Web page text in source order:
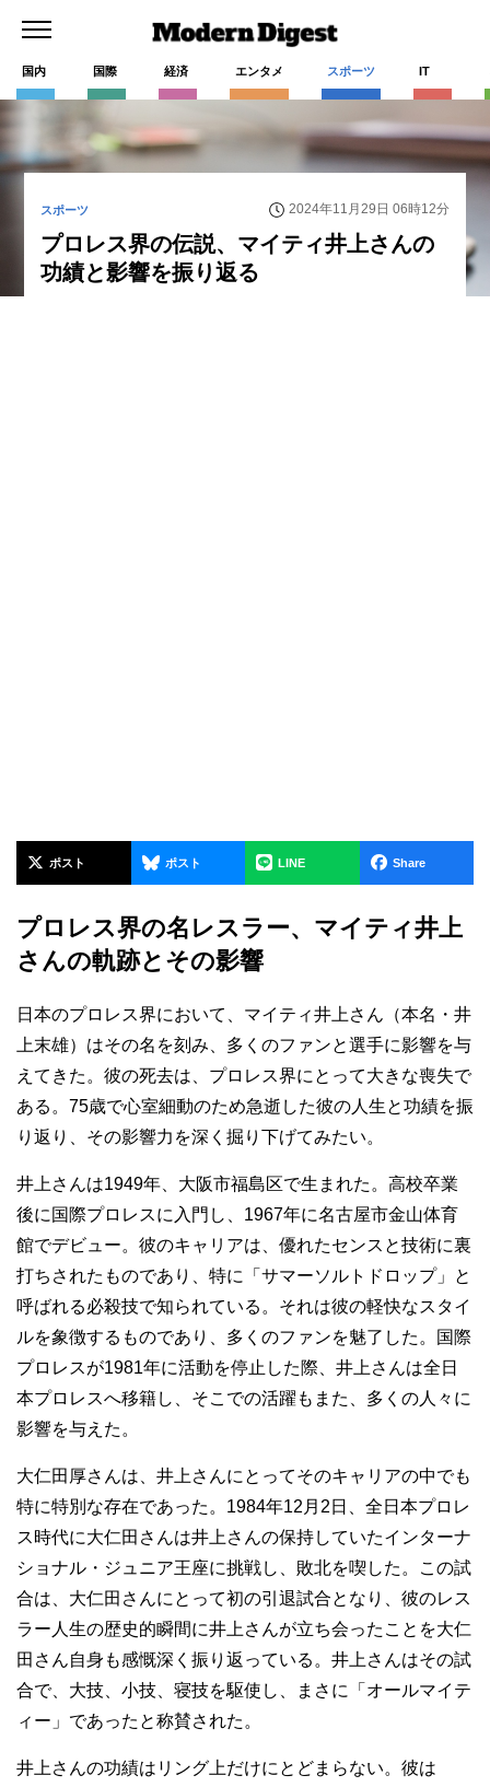
国内 国際 経済 エンタメ スポーツ IT
スポーツ 2024年11月29日 06時12分
プロレス界の伝説、マイティ井上さんの
功績と影響を振り返る
ポスト ポスト LINE Share
プロレス界の名レスラー、マイティ井上
さんの軌跡とその影響
日本のプロレス界において、マイティ井上さん（本名・井
上末雄）はその名を刻み、多くのファンと選手に影響を与
えてきた。彼の死去は、プロレス界にとって大きな喪失で
ある。75歳で心室細動のため急逝した彼の人生と功績を振
り返り、その影響力を深く掘り下げてみたい。
井上さんは1949年、大阪市福島区で生まれた。高校卒業
後に国際プロレスに入門し、1967年に名古屋市金山体育
館でデビュー。彼のキャリアは、優れたセンスと技術に裏
打ちされたものであり、特に「サマーソルトドロップ」と
呼ばれる必殺技で知られている。それは彼の軽快なスタイ
ルを象徴するものであり、多くのファンを魅了した。国際
プロレスが1981年に活動を停止した際、井上さんは全日
本プロレスへ移籍し、そこでの活躍もまた、多くの人々に
影響を与えた。
大仁田厚さんは、井上さんにとってそのキャリアの中でも
特に特別な存在であった。1984年12月2日、全日本プロレ
ス時代に大仁田さんは井上さんの保持していたインターナ
ショナル・ジュニア王座に挑戦し、敗北を喫した。この試
合は、大仁田さんにとって初の引退試合となり、彼のレス
ラー人生の歴史的瞬間に井上さんが立ち会ったことを大仁
田さん自身も感慨深く振り返っている。井上さんはその試
合で、大技、小技、寝技を駆使し、まさに「オールマイテ
ィー」であったと称賛された。
井上さんの功績はリング上だけにとどまらない。彼は